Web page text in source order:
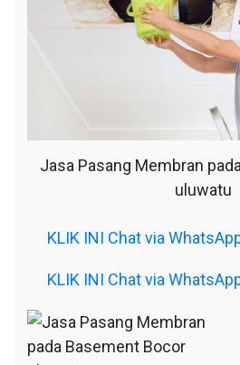
Jasa Pasang Membran
uluwatu
KLIK INI Chat via
KLIK INI Chat via